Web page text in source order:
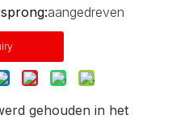
aangedreven
gehouden in het